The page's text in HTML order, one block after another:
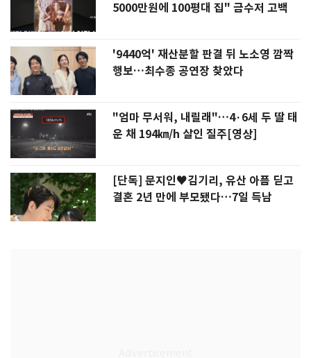
5000만원에 100평대 집" 금수저 고백
'9440억' 재산분할 판결 뒤 노소영 깜짝
행보…최수종 공연장 찾았다
"엄마 무서워, 내릴래"…4·6세 두 딸 태
운 채 194㎞/h 살인 질주[영상]
[단독] 문지인♥김기리, 유산 아픔 딛고
결혼 2년 만에 부모됐다…7일 득남